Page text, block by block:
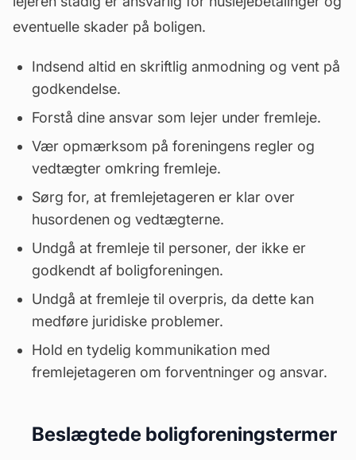
eventuelle skader på boligen.
Indsend altid en skriftlig anmodning og vent på
godkendelse.
Forstå dine ansvar som lejer under fremleje.
Vær opmærksom på foreningens regler og
vedtægter omkring fremleje.
Sørg for, at fremlejetageren er klar over
husordenen og vedtægterne.
Undgå at fremleje til personer, der ikke er
godkendt af boligforeningen.
Undgå at fremleje til overpris, da dette kan
medføre juridiske problemer.
Hold en tydelig kommunikation med
fremlejetageren om forventninger og ansvar.
Beslægtede boligforeningstermer